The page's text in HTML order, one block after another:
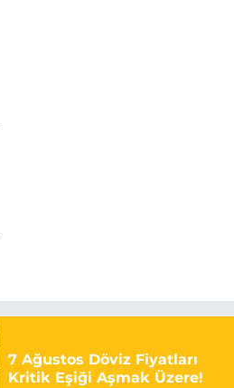
7 Ağustos Döviz Fiyatları
Kritik Eşiği Aşmak Üzere!